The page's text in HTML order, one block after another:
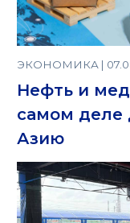
ЭКОНОМИКА |
Нефть и
самом деле
Азию